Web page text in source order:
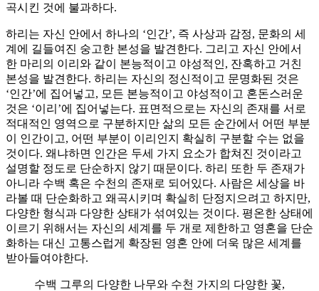
곡시킨 것에 불과하다.
하리는 자신 안에서 하나의 ‘인간’, 즉 사상과 감정, 문화의 세
계에 길들여진 숭고한 본성을 발견한다. 그리고 자신 안에서
한 마리의 이리와 같이 본능적이고 야성적인, 잔혹하고 거친
본성을 발견한다. 하리는 자신의 정신적이고 문명화된 것은
‘인간’에 집어넣고, 모든 본능적이고 야성적이고 혼돈스러운
것은 ‘이리’에 집어넣는다. 표면적으로는 자신의 존재를 서로
적대적인 영역으로 구분하지만 삶의 모든 순간에서 어떤 부분
이 인간이고, 어떤 부분이 이리인지 확실히 구분할 수는 없을
것이다. 왜냐하면 인간은 두세 가지 요소가 합쳐진 것이라고
설명할 정도로 단순하지 않기 때문이다. 하리 또한 두 존재가
아니라 수백 혹은 수천의 존재로 되어있다. 사람은 세상을 바
라볼 때 단순화하고 왜곡시키며 확실히 단정지으려고 하지만,
다양한 형식과 다양한 상태가 섞여있는 것이다. 평온한 상태에
이르기 위해서는 자신의 세계를 두 개로 제한하고 영혼을 단순
화하는 대신 고통스럽게 확장된 영혼 안에 더욱 많은 세계를
받아들여야한다.
수백 그루의 다양한 나무와 수천 가지의 다양한 꽃,